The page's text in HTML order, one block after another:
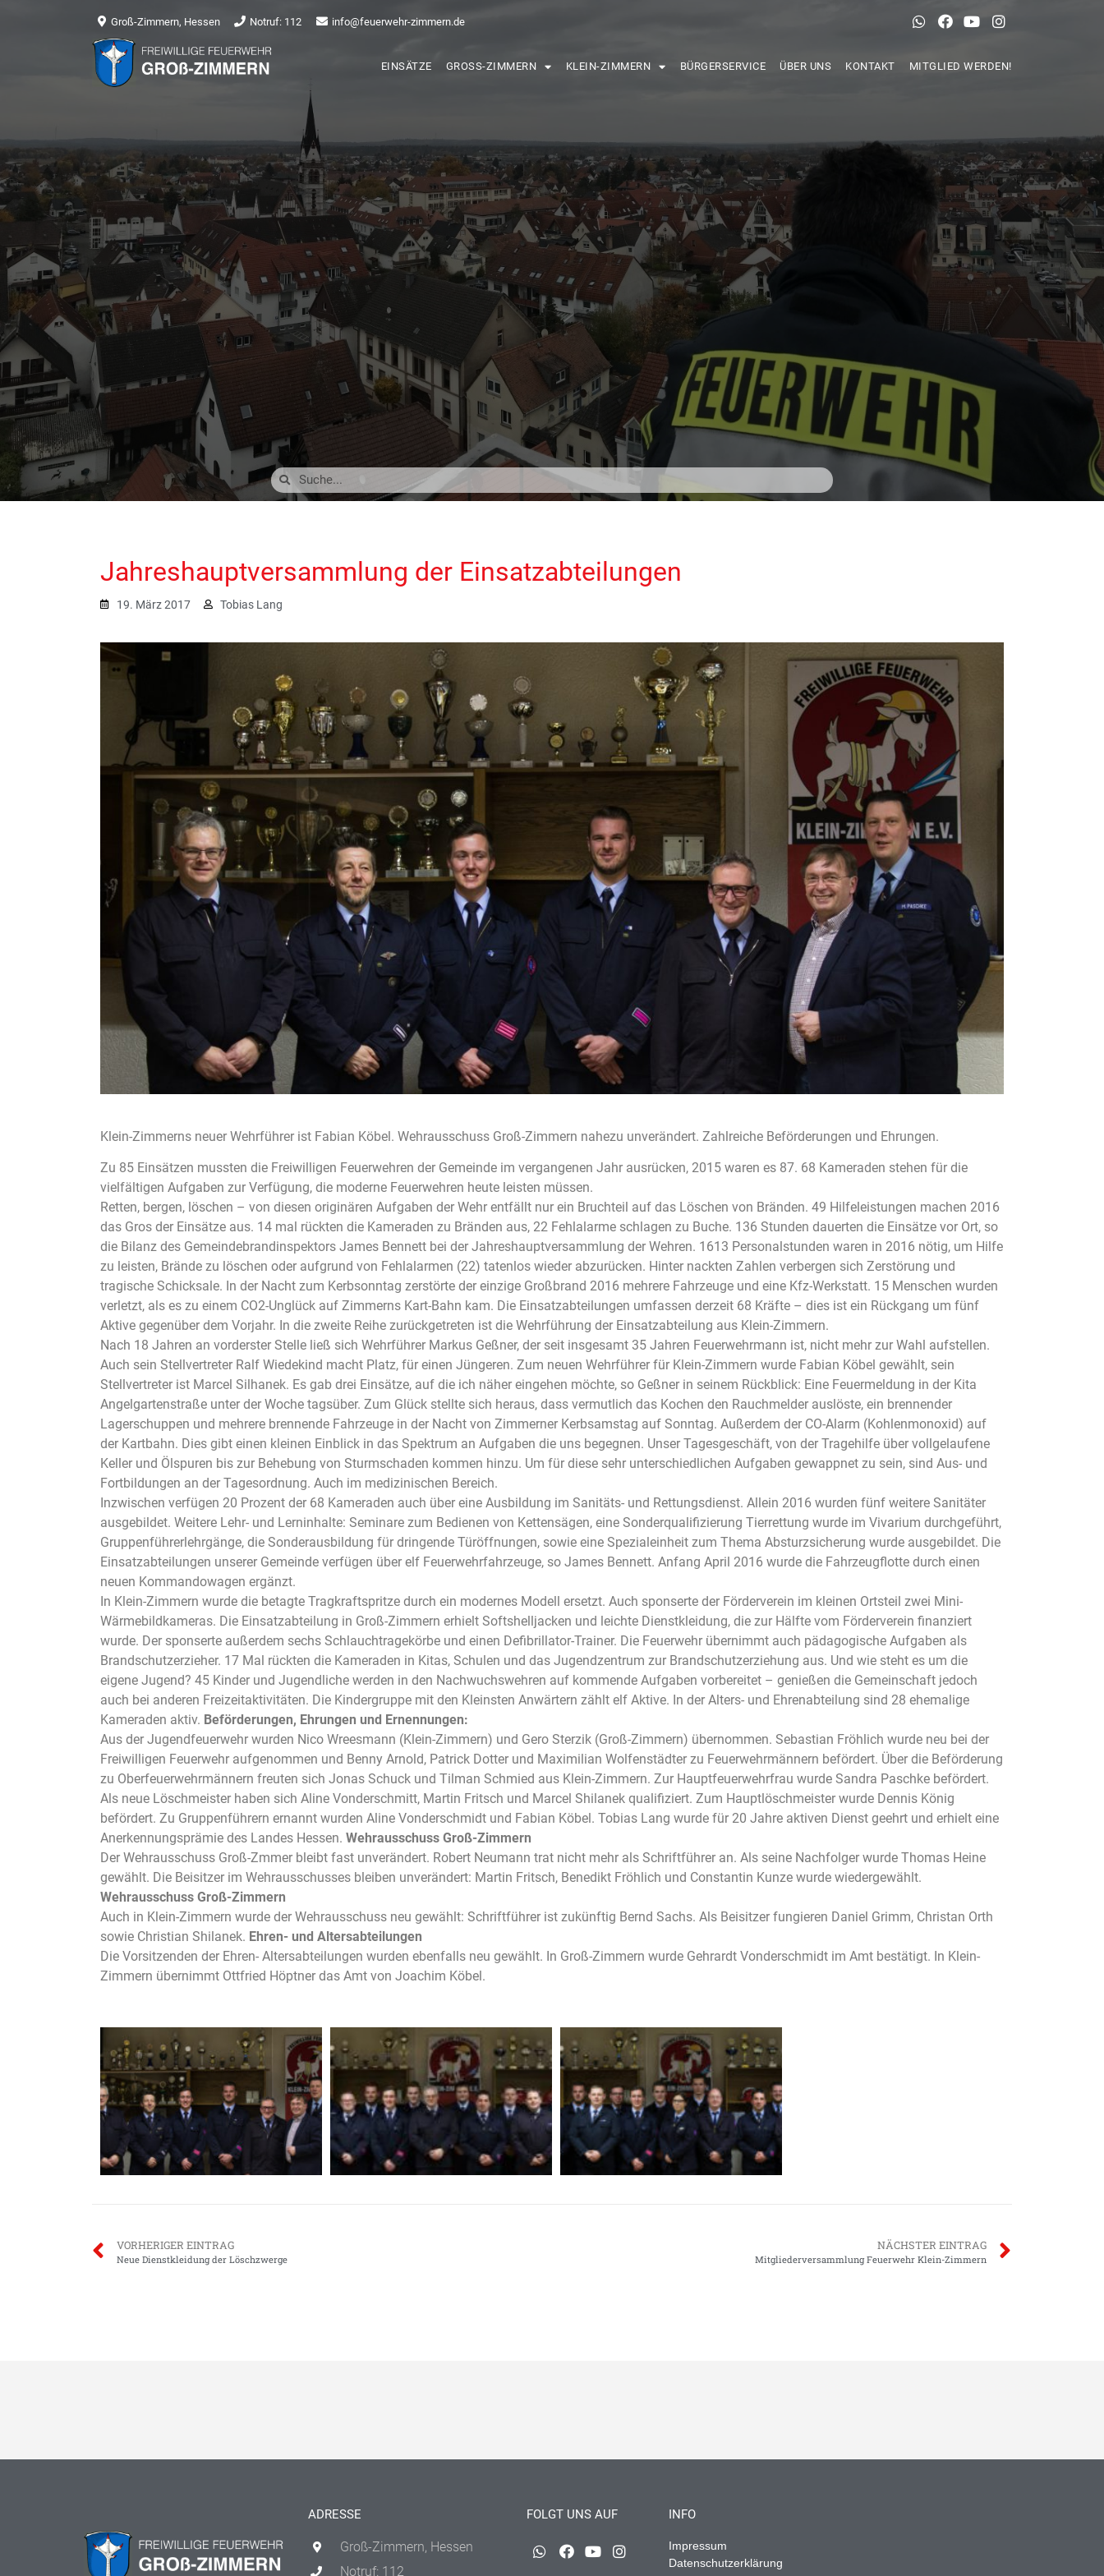
Groß-Zimmern, Hessen Notruf: 112 info@feuerwehr-zimmern.de
EINSÄTZE GROSS-ZIMMERN KLEIN-ZIMMERN BÜRGERSERVICE ÜBER UNS KONTAKT MITGLIED WERDEN!
Jahreshauptversammlung der Einsatzabteilungen
19. März 2017 Tobias Lang
Klein-Zimmerns neuer Wehrführer ist Fabian Köbel. Wehrausschuss Groß-Zimmern nahezu unverändert. Zahlreiche Beförderungen und Ehrungen.
Zu 85 Einsätzen mussten die Freiwilligen Feuerwehren der Gemeinde im vergangenen Jahr ausrücken, 2015 waren es 87. 68 Kameraden stehen für die
vielfältigen Aufgaben zur Verfügung, die moderne Feuerwehren heute leisten müssen.
Retten, bergen, löschen – von diesen originären Aufgaben der Wehr entfällt nur ein Bruchteil auf das Löschen von Bränden. 49 Hilfeleistungen machen 2016
das Gros der Einsätze aus. 14 mal rückten die Kameraden zu Bränden aus, 22 Fehlalarme schlagen zu Buche. 136 Stunden dauerten die Einsätze vor Ort, so
die Bilanz des Gemeindebrandinspektors James Bennett bei der Jahreshauptversammlung der Wehren. 1613 Personalstunden waren in 2016 nötig, um Hilfe
zu leisten, Brände zu löschen oder aufgrund von Fehlalarmen (22) tatenlos wieder abzurücken. Hinter nackten Zahlen verbergen sich Zerstörung und
tragische Schicksale. In der Nacht zum Kerbsonntag zerstörte der einzige Großbrand 2016 mehrere Fahrzeuge und eine Kfz-Werkstatt. 15 Menschen wurden
verletzt, als es zu einem CO2-Unglück auf Zimmerns Kart-Bahn kam. Die Einsatzabteilungen umfassen derzeit 68 Kräfte – dies ist ein Rückgang um fünf
Aktive gegenüber dem Vorjahr. In die zweite Reihe zurückgetreten ist die Wehrführung der Einsatzabteilung aus Klein-Zimmern.
Nach 18 Jahren an vorderster Stelle ließ sich Wehrführer Markus Geßner, der seit insgesamt 35 Jahren Feuerwehrmann ist, nicht mehr zur Wahl aufstellen.
Auch sein Stellvertreter Ralf Wiedekind macht Platz, für einen Jüngeren. Zum neuen Wehrführer für Klein-Zimmern wurde Fabian Köbel gewählt, sein
Stellvertreter ist Marcel Silhanek. Es gab drei Einsätze, auf die ich näher eingehen möchte, so Geßner in seinem Rückblick: Eine Feuermeldung in der Kita
Angelgartenstraße unter der Woche tagsüber. Zum Glück stellte sich heraus, dass vermutlich das Kochen den Rauchmelder auslöste, ein brennender
Lagerschuppen und mehrere brennende Fahrzeuge in der Nacht von Zimmerner Kerbsamstag auf Sonntag. Außerdem der CO-Alarm (Kohlenmonoxid) auf
der Kartbahn. Dies gibt einen kleinen Einblick in das Spektrum an Aufgaben die uns begegnen. Unser Tagesgeschäft, von der Tragehilfe über vollgelaufene
Keller und Ölspuren bis zur Behebung von Sturmschaden kommen hinzu. Um für diese sehr unterschiedlichen Aufgaben gewappnet zu sein, sind Aus- und
Fortbildungen an der Tagesordnung. Auch im medizinischen Bereich.
Inzwischen verfügen 20 Prozent der 68 Kameraden auch über eine Ausbildung im Sanitäts- und Rettungsdienst. Allein 2016 wurden fünf weitere Sanitäter
ausgebildet. Weitere Lehr- und Lerninhalte: Seminare zum Bedienen von Kettensägen, eine Sonderqualifizierung Tierrettung wurde im Vivarium durchgeführt,
Gruppenführerlehrgänge, die Sonderausbildung für dringende Türöffnungen, sowie eine Spezialeinheit zum Thema Absturzsicherung wurde ausgebildet. Die
Einsatzabteilungen unserer Gemeinde verfügen über elf Feuerwehrfahrzeuge, so James Bennett. Anfang April 2016 wurde die Fahrzeugflotte durch einen
neuen Kommandowagen ergänzt.
In Klein-Zimmern wurde die betagte Tragkraftspritze durch ein modernes Modell ersetzt. Auch sponserte der Förderverein im kleinen Ortsteil zwei Mini-
Wärmebildkameras. Die Einsatzabteilung in Groß-Zimmern erhielt Softshelljacken und leichte Dienstkleidung, die zur Hälfte vom Förderverein finanziert
wurde. Der sponserte außerdem sechs Schlauchtragekörbe und einen Defibrillator-Trainer. Die Feuerwehr übernimmt auch pädagogische Aufgaben als
Brandschutzerzieher. 17 Mal rückten die Kameraden in Kitas, Schulen und das Jugendzentrum zur Brandschutzerziehung aus. Und wie steht es um die
eigene Jugend? 45 Kinder und Jugendliche werden in den Nachwuchswehren auf kommende Aufgaben vorbereitet – genießen die Gemeinschaft jedoch
auch bei anderen Freizeitaktivitäten. Die Kindergruppe mit den Kleinsten Anwärtern zählt elf Aktive. In der Alters- und Ehrenabteilung sind 28 ehemalige
Kameraden aktiv. Beförderungen, Ehrungen und Ernennungen:
Aus der Jugendfeuerwehr wurden Nico Wreesmann (Klein-Zimmern) und Gero Sterzik (Groß-Zimmern) übernommen. Sebastian Fröhlich wurde neu bei der
Freiwilligen Feuerwehr aufgenommen und Benny Arnold, Patrick Dotter und Maximilian Wolfenstädter zu Feuerwehrmännern befördert. Über die Beförderung
zu Oberfeuerwehrmännern freuten sich Jonas Schuck und Tilman Schmied aus Klein-Zimmern. Zur Hauptfeuerwehrfrau wurde Sandra Paschke befördert.
Als neue Löschmeister haben sich Aline Vonderschmitt, Martin Fritsch und Marcel Shilanek qualifiziert. Zum Hauptlöschmeister wurde Dennis König
befördert. Zu Gruppenführern ernannt wurden Aline Vonderschmidt und Fabian Köbel. Tobias Lang wurde für 20 Jahre aktiven Dienst geehrt und erhielt eine
Anerkennungsprämie des Landes Hessen. Wehrausschuss Groß-Zimmern
Der Wehrausschuss Groß-Zmmer bleibt fast unverändert. Robert Neumann trat nicht mehr als Schriftführer an. Als seine Nachfolger wurde Thomas Heine
gewählt. Die Beisitzer im Wehrausschusses bleiben unverändert: Martin Fritsch, Benedikt Fröhlich und Constantin Kunze wurde wiedergewählt.
Wehrausschuss Groß-Zimmern
Auch in Klein-Zimmern wurde der Wehrausschuss neu gewählt: Schriftführer ist zukünftig Bernd Sachs. Als Beisitzer fungieren Daniel Grimm, Christan Orth
sowie Christian Shilanek. Ehren- und Altersabteilungen
Die Vorsitzenden der Ehren- Altersabteilungen wurden ebenfalls neu gewählt. In Groß-Zimmern wurde Gehrardt Vonderschmidt im Amt bestätigt. In Klein-
Zimmern übernimmt Ottfried Höptner das Amt von Joachim Köbel.
VORHERIGER EINTRAG
Neue Dienstkleidung der Löschzwerge
NÄCHSTER EINTRAG
Mitgliederversammlung Feuerwehr Klein-Zimmern
ADRESSE
Groß-Zimmern, Hessen
Notruf: 112
FOLGT UNS AUF INFO
Impressum
Datenschutzerklärung